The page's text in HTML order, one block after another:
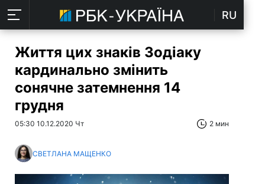
RU
Життя цих знаків Зодіаку
кардинально змінить
сонячне затемнення 14
грудня
05:30 10.12.2020 Чт 2 мин
СВЕТЛАНА МАЩЕНКО